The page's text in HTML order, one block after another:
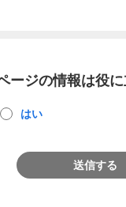
ージの情報は役
はい
送信する